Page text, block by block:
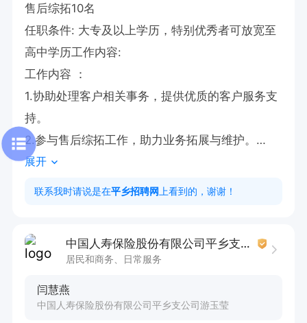
售后综拓10名
任职条件: 大专及以上学历，特别优秀者可放宽至
高中学历工作内容:
工作内容 ：
1.协助处理客户相关事务，提供优质的客户服务支
持。
2.参与售后综拓工作，助力业务拓展与维护。
有履职津贴+奖金
上午班，有公休
展开
联系我时请说是在平乡招聘网 上看到的，谢谢！
中国人寿保险股份有限公司平乡支公司游玉莹
居民和商务、日常服务
闫慧燕
中国人寿保险股份有限公司平乡支公司游玉莹